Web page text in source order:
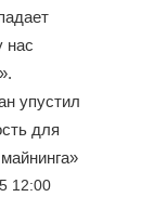
нас
упустил
для
12:00